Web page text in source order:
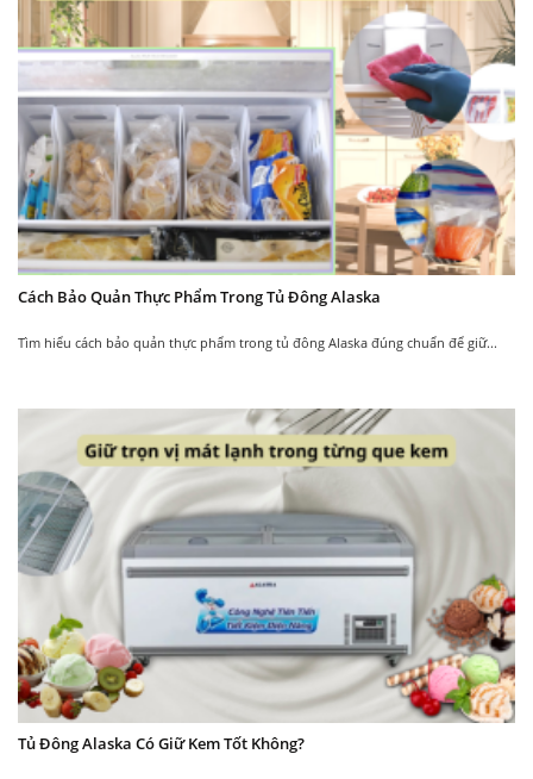
Có bánh xe chịu lực
bánh xe chiu lực phía
dưới chân tủ giúp việc
di chuyển dễ dàng mà
không mất nhiều công
sức.
Áp
dụng công nghệ Gas R600a
Tủ sử dụng gas làm lạnh là
R600a loại nhiên liệu mới, làm
lạnh nhanh hơn giúp tiết kiệm
điện năng và thân thiện với
môi trường.
Khóa an toàn chắc chắn
Cánh tủ đông
Alaska được lắp thêm
khóa ăn toàn giúp bạn
an tâm hơn và tránh
được những trường hợp
tủ mở ngoài ý muốn.
có lỗ thoát nước
Dưới đáy của ngăn tủ bảo
quản đông Alaska được thiết
kế thêm một lỗ thoát nước
tránh tình trạng ngưng đọng
nước dưới đáy tủ, dễ dàng vệ
sinh thiết bị.
Tham khảo sản phẩmTủ đông mátcùng
loại
Cách Bảo Quản Thực Phẩm Trong Tủ Đông Alaska
Tìm hiểu cách bảo quản thực phẩm trong tủ đông Alaska đúng chuẩn để giữ...
Tủ Đông Alaska Có Giữ Kem Tốt Không?